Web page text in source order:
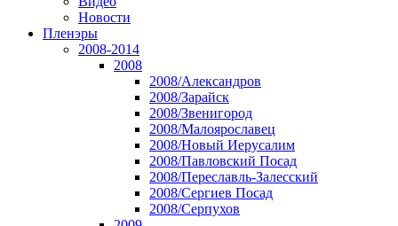
Новости
Пленэры
2008-2014
2008
2008/Александров
2008/Зарайск
2008/Звенигород
2008/Малоярославец
2008/Новый Иерусалим
2008/Павловский Посад
2008/Переславль-Залесский
2008/Сергиев Посад
2008/Серпухов